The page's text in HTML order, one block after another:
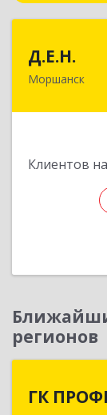
Д.Е.Н.
Моршанск
Клиентов
регионов
ГК